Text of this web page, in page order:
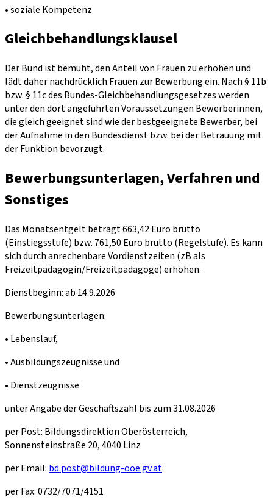
• soziale Kompetenz
Gleichbehandlungsklausel
Der Bund ist bemüht, den Anteil von Frauen zu erhöhen und
lädt daher nachdrücklich Frauen zur Bewerbung ein. Nach § 11b
bzw. § 11c des Bundes-Gleichbehandlungsgesetzes werden
unter den dort angeführten Voraussetzungen Bewerberinnen,
die gleich geeignet sind wie der bestgeeignete Bewerber, bei
der Aufnahme in den Bundesdienst bzw. bei der Betrauung mit
der Funktion bevorzugt.
Bewerbungsunterlagen, Verfahren und
Sonstiges
Das Monatsentgelt beträgt 663,42 Euro brutto
(Einstiegsstufe) bzw. 761,50 Euro brutto (Regelstufe). Es kann
sich durch anrechenbare Vordienstzeiten (zB als
Freizeitpädagogin/Freizeitpädagoge) erhöhen.
Dienstbeginn: ab 14.9.2026
Bewerbungsunterlagen:
• Lebenslauf,
• Ausbildungszeugnisse und
• Dienstzeugnisse
unter Angabe der Geschäftszahl bis zum 31.08.2026
per Post: Bildungsdirektion Oberösterreich,
Sonnensteinstraße 20, 4040 Linz
per Email: bd.post@bildung-ooe.gv.at
per Fax: 0732/7071/4151